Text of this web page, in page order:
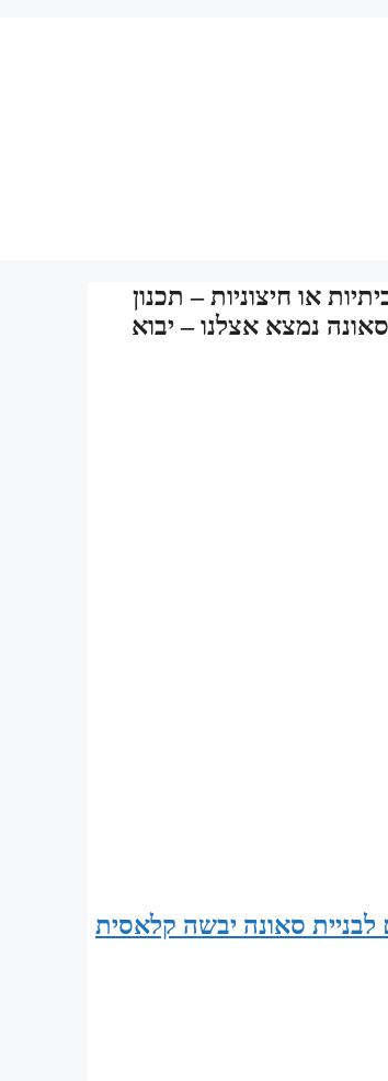
או חיצוניות – תכנון
נמצא אצלנו – יבוא